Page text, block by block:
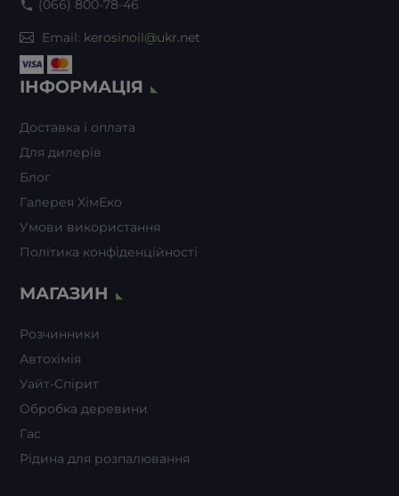
(066) 800-78-46
Email: kerosinoil@ukr.net
ІНФОРМАЦІЯ
Доставка і оплата
Для дилерів
Блог
Галерея ХімЕко
Умови використання
Політика конфіденційності
МАГАЗИН
Розчинники
Автохімія
Уайт-Спiрит
Обробка деревини
Гас
Рідина для розпалювання